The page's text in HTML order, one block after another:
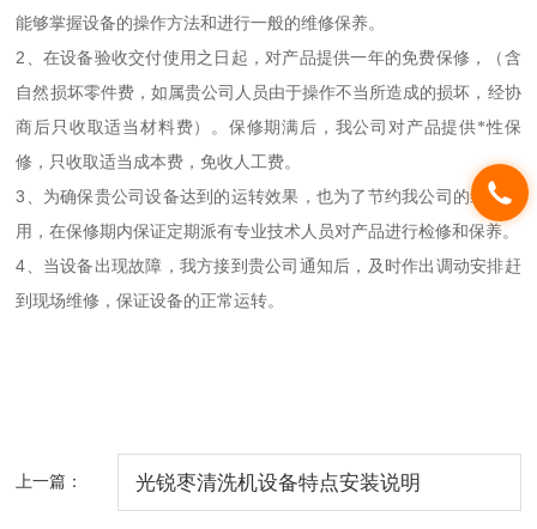
能够掌握设备的操作方法和进行一般的维修保养。
2 、在设备验收交付使用之日起，对产品提供一年的免费保修，（含
自然损坏零件费，如属贵公司人员由于操作不当所造成的损坏，经协
商后只收取适当材料费）。保修期满后，我公司对产品提供*性保
修，只收取适当成本费，免收人工费。
3 、为确保贵公司设备达到的运转效果，也为了节约我公司的维修费
用，在保修期内保证定期派有专业技术人员对产品进行检修和保养。
4、当设备出现故障，我方接到贵公司通知后，及时作出调动安排赶
到现场维修，保证设备的正常运转。
上一篇： 光锐枣清洗机设备特点安装说明